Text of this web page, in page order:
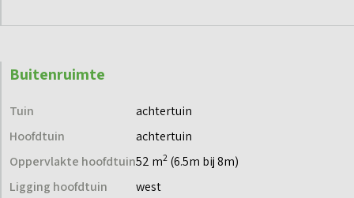
Buitenruimte
Tuin
achtertuin
Hoofdtuin
achtertuin
Oppervlakte hoofdtuin52 m2 (6.5m bij 8m)
Ligging hoofdtuin
west